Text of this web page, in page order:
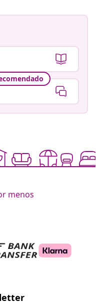
menos